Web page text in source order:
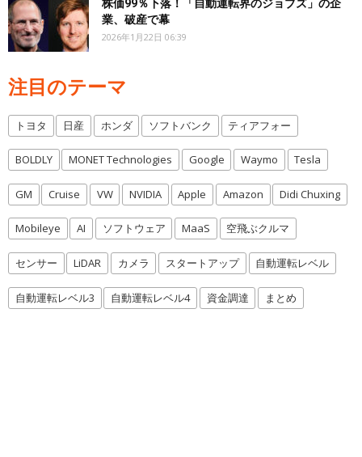
株価99％下落！「自動運転界のジョブズ」の企
業、破産で幕
2026年1月22日 06:39
注目のテーマ
トヨタ 日産 ホンダ ソフトバンク ティアフォー
BOLDLY MONET Technologies Google Waymo Tesla
GM Cruise VW NVIDIA Apple Amazon Didi Chuxing
Mobileye AI ソフトウェア MaaS 空飛ぶクルマ
センサー LiDAR カメラ スタートアップ 自動運転レベル
自動運転レベル3 自動運転レベル4 資金調達 まとめ